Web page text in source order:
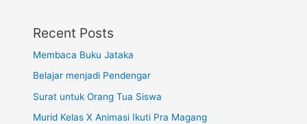
Recent Posts
Membaca Buku Jataka
Belajar menjadi Pendengar
Surat untuk Orang Tua Siswa
Murid Kelas X Animasi Ikuti Pra Magang